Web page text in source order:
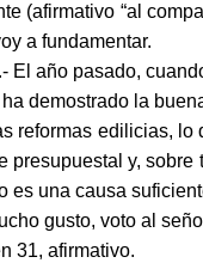
(afirmativo “al
a fundamentar.
El año pasado,
demostrado la
reformas edilicias,
presupuestal y,
es una causa
gusto, voto al
31, afirmativo.